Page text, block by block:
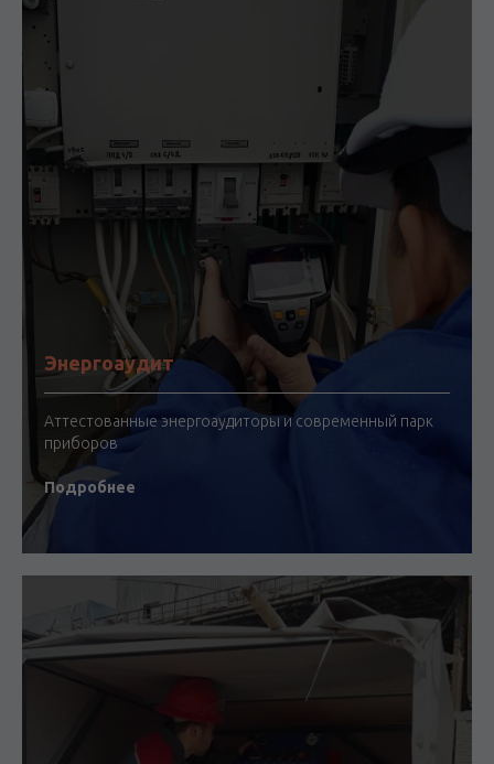
Энергоаудит
Аттестованные энергоаудиторы и современный парк
приборов
Подробнее